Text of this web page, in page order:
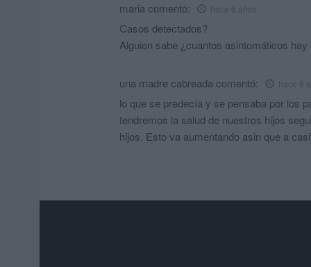
maria comentó: hace 6 años
Casos detectados?
Alguien sabe ¿cuantos asintomáticos
una madre cabreada comentó: hace 6
lo que se predecía y se pensaba por los
tendremos la salud de nuestros hijos
hijos. Esto va aumentando asin que a